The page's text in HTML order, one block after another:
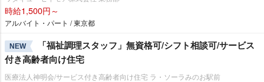
時給1,500円～
アルバイト・パート / 東京都
NEW
「福祉調理スタッフ」無資格可/シフト相談可/サービス
付き高齢者向け住宅
医療法人神明会/サービス付き高齢者向け住宅 ラ・ソーラみのお駅前